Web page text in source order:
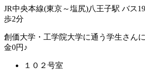
JR中央本線(東京～塩尻)八王子駅 バス
歩2分
創価大学・工学院大学に通う学生さん
金0円♪
１０２号室